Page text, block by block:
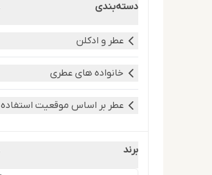
دسته‌بندی
عطر و ادکلن
خانواده های عطری
عطر بر اساس موقعیت استفاده
برند